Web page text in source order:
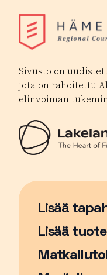
Sivusto on
jota on rahoitettu
elinvoiman
Lisää
Sivu
Lisää